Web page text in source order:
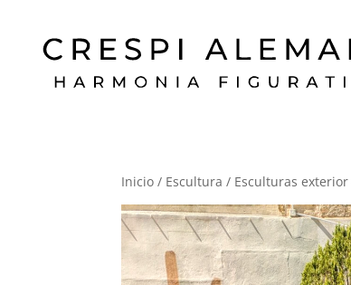
Inicio / Escultura / Esculturas exterior